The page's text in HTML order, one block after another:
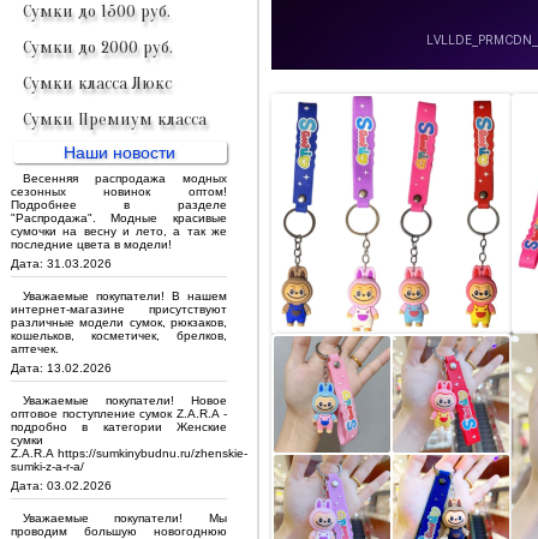
Сумки до 1500 руб.
Сумки до 2000 руб.
Сумки класса Люкс
Сумки Премиум класса
Наши новости
Весенняя распродажа модных
сезонных новинок оптом!
Подробнее в разделе
"Распродажа". Модные красивые
сумочки на весну и лето, а так же
последние цвета в модели!
Дата: 31.03.2026
Уважаемые покупатели! В нашем
интернет-магазине присутствуют
различные модели сумок, рюкзаков,
кошельков, косметичек, брелков,
аптечек.
Дата: 13.02.2026
Уважаемые покупатели! Новое
оптовое поступление сумок Z.A.R.A -
подробно в категории Женские
сумки
Z.A.R.A https://sumkinybudnu.ru/zhenskie-
sumki-z-a-r-a/
Дата: 03.02.2026
Уважаемые покупатели! Мы
проводим большую новогоднюю